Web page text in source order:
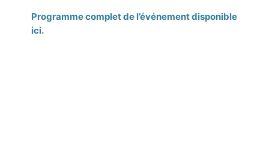
Programme complet de l’événement disponible
ici.